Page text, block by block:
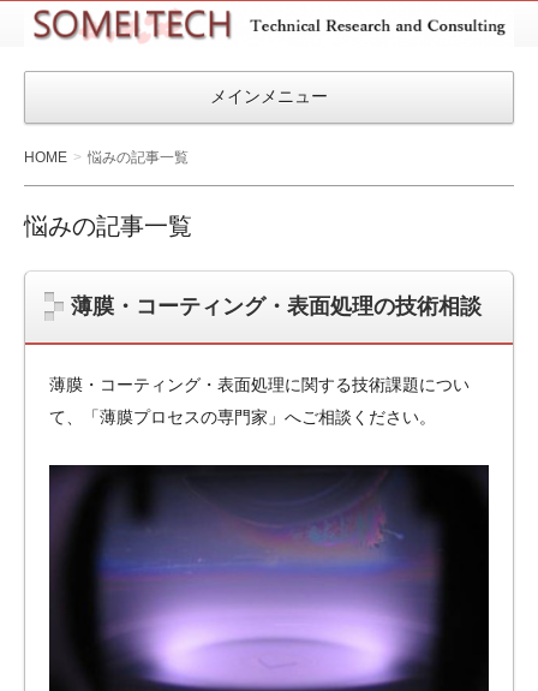
SOMEITEC
メインメニュー
HOME 悩みの記事一覧
悩みの記事一覧
薄膜・コーティング・表面処理の技術相談
薄膜・コーティング・表面処理に関する技術課題につい
て、「薄膜プロセスの専門家」へご相談ください。